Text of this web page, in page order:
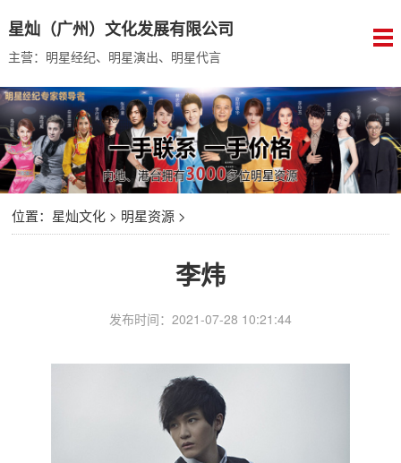
星灿（广州）文化发展有限公司
主营：明星经纪、明星演出、明星代言
位置： 星灿文化> 明星资源>
李炜
发布时间：2021-07-28 10:21:44